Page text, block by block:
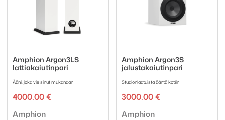
Amphion Argon3LS
lattiakaiutinpari
Ääni, joka vie sinut mukanaan
4000,00 €
Tuotemerkki:
Amphion
Amphion Argon3S
jalustakaiutinpari
Studionlaatuista ääntä kotiin
3000,00 €
Tuotemerkki:
Amphion